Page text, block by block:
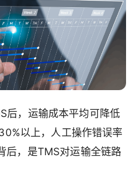
后，运输成本平均可降低
以上，人工操作错误率
后，是TMS对运输全链路